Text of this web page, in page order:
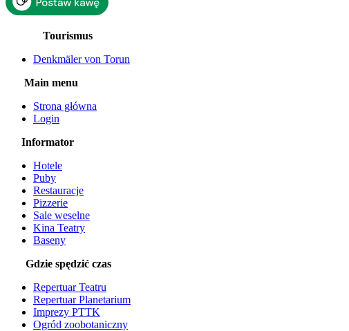
Tourismus
Denkmäler von Torun
Main menu
Strona główna
Login
Informator
Hotele
Puby
Restauracje
Pizzerie
Sale weselne
Kina Teatry
Baseny
Gdzie spędzić czas
Repertuar Teatru
Repertuar Planetarium
Imprezy PTTK
Ogród zoobotaniczny